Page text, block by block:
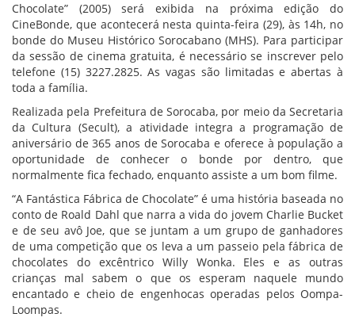
Chocolate” (2005) será exibida na próxima edição do
CineBonde, que acontecerá nesta quinta-feira (29), às 14h, no
bonde do Museu Histórico Sorocabano (MHS). Para participar
da sessão de cinema gratuita, é necessário se inscrever pelo
telefone (15) 3227.2825. As vagas são limitadas e abertas à
toda a família.
Realizada pela Prefeitura de Sorocaba, por meio da Secretaria
da Cultura (Secult), a atividade integra a programação de
aniversário de 365 anos de Sorocaba e oferece à população a
oportunidade de conhecer o bonde por dentro, que
normalmente fica fechado, enquanto assiste a um bom filme.
“A Fantástica Fábrica de Chocolate” é uma história baseada no
conto de Roald Dahl que narra a vida do jovem Charlie Bucket
e de seu avô Joe, que se juntam a um grupo de ganhadores
de uma competição que os leva a um passeio pela fábrica de
chocolates do excêntrico Willy Wonka. Eles e as outras
crianças mal sabem o que os esperam naquele mundo
encantado e cheio de engenhocas operadas pelos Oompa-
Loompas.